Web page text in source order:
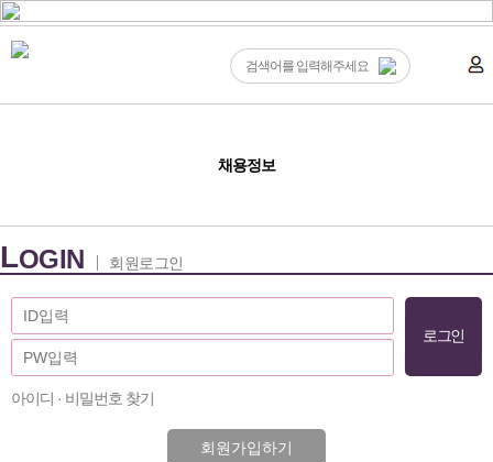
채용정보
LOGIN 회원로그인
아이디 · 비밀번호 찾기
회원가입하기